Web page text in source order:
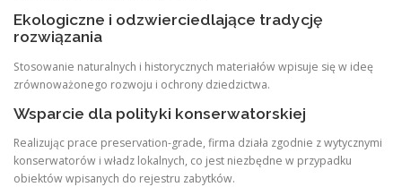
Ekologiczne i odzwierciedlające tradycję
rozwiązania
Stosowanie naturalnych i historycznych materiałów wpisuje się w ideę
zrównoważonego rozwoju i ochrony dziedzictwa.
Wsparcie dla polityki konserwatorskiej
Realizując prace preservation-grade, firma działa zgodnie z wytycznymi
konserwatorów i władz lokalnych, co jest niezbędne w przypadku
obiektów wpisanych do rejestru zabytków.